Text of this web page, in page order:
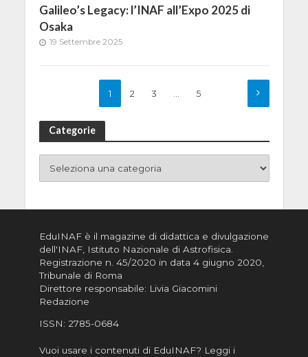
Galileo’s Legacy: l’INAF all’Expo 2025 di
Osaka
19 Settembre 2025
1 2 3 5
Categorie
EduINAF è il magazine di didattica e divulgazione
dell'INAF, Istituto Nazionale di Astrofisica
Registrazione n. 45/2020 in data 4 giugno 2020,
Tribunale di Roma
Direttore responsabile: Livia Giacomini
Redazione
ISSN: 2785-0684
Vuoi usare i contenuti di EduINAF? Leggi i